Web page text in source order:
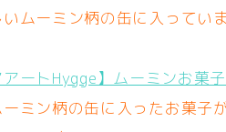
ムーミン柄の缶に入っていま
アートHygge】ムーミンお菓
ミン柄の缶に入ったお菓子